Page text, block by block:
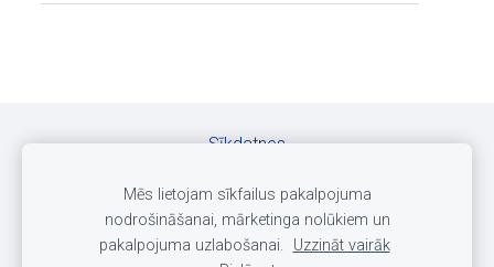
Sīkdatnes
Copyrights / Autortiesības pieder SIA DELTARS
Mēs lietojam sīkfailus pakalpojuma
nodrošināšanai, mārketinga nolūkiem un
pakalpojuma uzlabošanai.
Uzzināt vairāk